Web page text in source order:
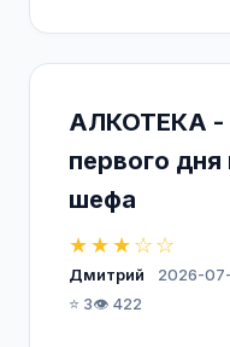
АЛКОТЕКА -
первого
шефа
★★★☆☆
Дмитрий
2026-07-
⭐ 3👁️ 422